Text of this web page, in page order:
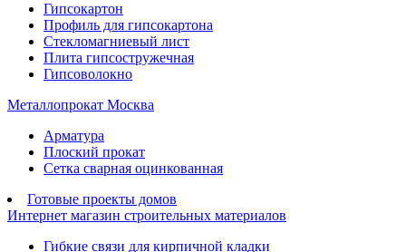
Гипсокартон
Профиль для гипсокартона
Стекломагниевый лист
Плита гипсостружечная
Гипсоволокно
Металлопрокат Москва
Арматура
Плоский прокат
Сетка сварная оцинкованная
Готовые проекты домов
Интернет магазин строительных материалов
Гибкие связи для кирпичной кладки